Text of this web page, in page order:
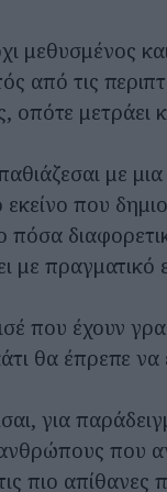
μεθυσμένος
από τις
οπότε μετράει
με
που
πόσα
με πραγματικό
που έχουν
θα έπρεπε να
για
που
πιο απίθανες